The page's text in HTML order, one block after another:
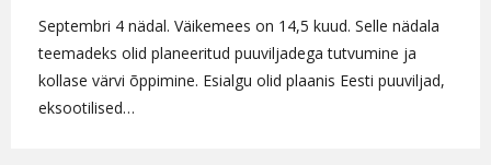
Septembri 4 nädal. Väikemees on 14,5 kuud. Selle nädala
teemadeks olid planeeritud puuviljadega tutvumine ja
kollase värvi õppimine. Esialgu olid plaanis Eesti puuviljad,
eksootilised…